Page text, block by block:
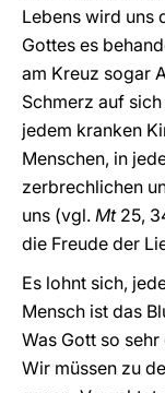
Lebens wird uns
Gottes es
am Kreuz sogar
Schmerz auf
jedem kranken
Menschen, in
zerbrechlichen
uns (vgl. Mt 25,
die Freude der
Es lohnt sich,
Mensch ist das
Was Gott so
Wir müssen zu